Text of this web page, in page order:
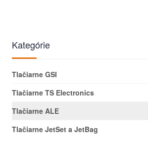
Kategórie
Tlačiarne GSI
Tlačiarne TS Electronics
Tlačiarne ALE
Tlačiarne JetSet a JetBag